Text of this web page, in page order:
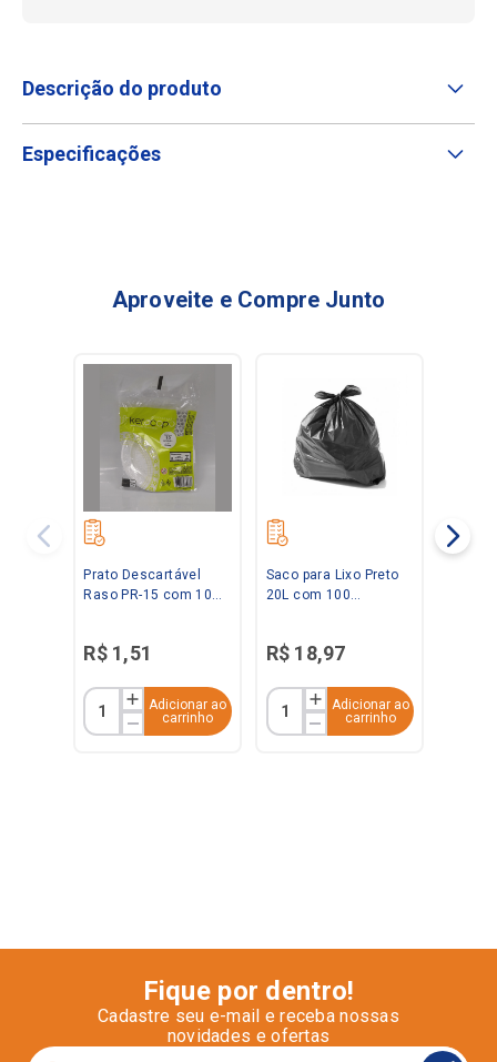
Descrição do produto
Especificações
Aproveite e Compre Junto
Prato Descartável
Raso PR-15 com 10
R$ 1,51
Adicionar ao
carrinho
Saco para Lixo Preto
20L com 100
R$ 18,97
Adicionar ao
carrinho
Fique por dentro!
Cadastre seu e-mail e receba nossas
novidades e ofertas